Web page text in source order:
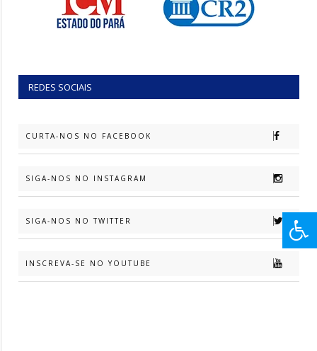
REDES SOCIAIS
CURTA-NOS NO FACEBOOK
SIGA-NOS NO INSTAGRAM
SIGA-NOS NO TWITTER
INSCREVA-SE NO YOUTUBE